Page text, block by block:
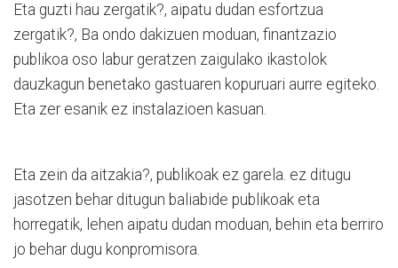
Eta guzti hau zergatik?, aipatu dudan esfortzua
zergatik?, Ba ondo dakizuen moduan, finantzazio
publikoa oso labur geratzen zaigulako ikastolok
dauzkagun benetako gastuaren kopuruari aurre egiteko.
Eta zer esanik ez instalazioen kasuan.
Eta zein da aitzakia?, publikoak ez garela. ez ditugu
jasotzen behar ditugun baliabide publikoak eta
horregatik, lehen aipatu dudan moduan, behin eta berriro
jo behar dugu konpromisora.